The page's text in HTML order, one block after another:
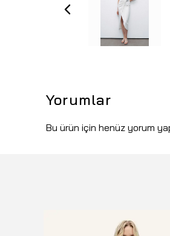
Yorumlar
Bu ürün için henüz yorum